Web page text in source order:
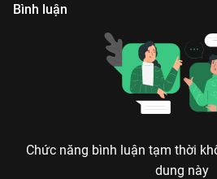
Bình luận
Chức năng bình luận tạm thời
dung này